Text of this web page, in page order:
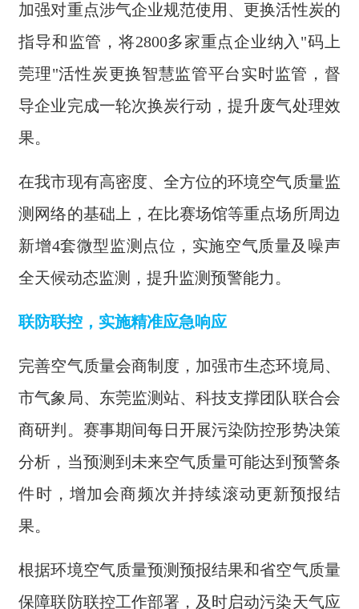
加强对重点涉气企业规范使用、更换活性炭的
指导和监管，将2800多家重点企业纳入"码上
莞理"活性炭更换智慧监管平台实时监管，督
导企业完成一轮次换炭行动，提升废气处理效
果。
在我市现有高密度、全方位的环境空气质量监
测网络的基础上，在比赛场馆等重点场所周边
新增4套微型监测点位，实施空气质量及噪声
全天候动态监测，提升监测预警能力。
联防联控，实施精准应急响应
完善空气质量会商制度，加强市生态环境局、
市气象局、东莞监测站、科技支撑团队联合会
商研判。赛事期间每日开展污染防控形势决策
分析，当预测到未来空气质量可能达到预警条
件时，增加会商频次并持续滚动更新预报结
果。
根据环境空气质量预测预报结果和省空气质量
保障联防联控工作部署，及时启动污染天气应